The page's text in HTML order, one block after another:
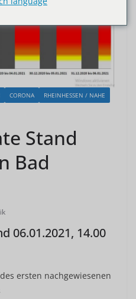
CORONA
RHEINHESSEN / NAHE
Stand
Bad
06.01.2021, 14.00
ersten nachgewiesenen